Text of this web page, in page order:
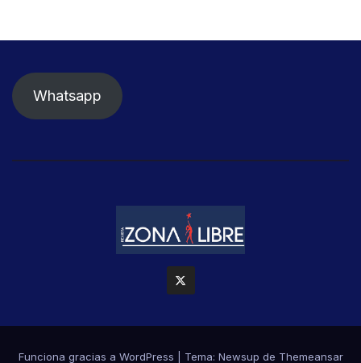
Whatsapp
Funciona gracias a WordPress Tema: Newsup de Themeansar